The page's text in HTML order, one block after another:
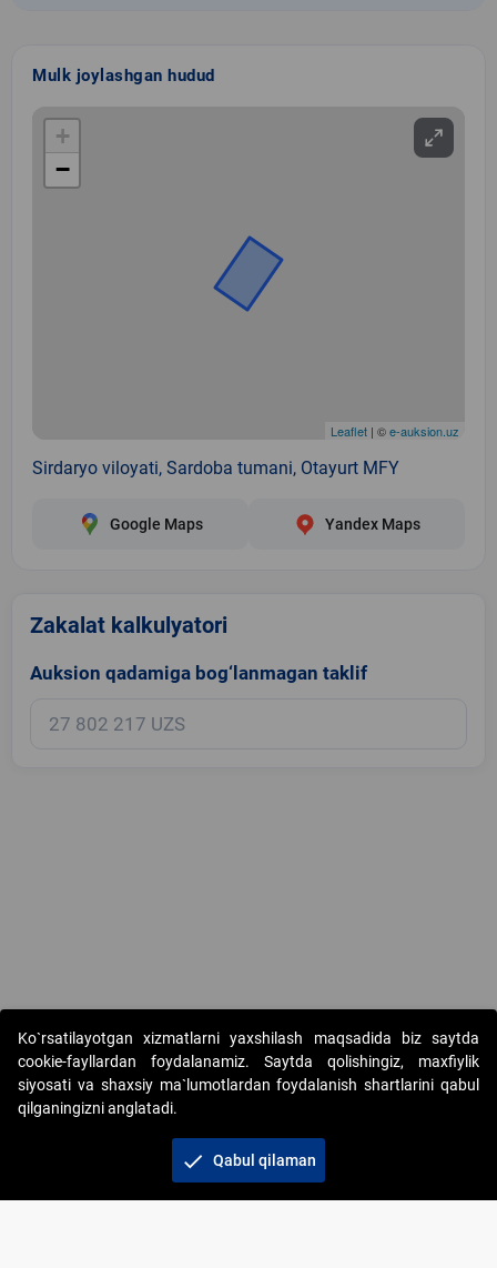
Mulk joylashgan hudud
+
−
Leaflet | ©e-auksion.uz
Sirdaryo viloyati, Sardoba tumani, Otayurt MFY
Google Maps Yandex Maps
Zakalat kalkulyatori
Auksion qadamiga bog‘lanmagan taklif
Copyright © 2017-2026. "Elektron onlayn-auksionlarni tashkil etish"
AJ. Barcha huquqlar himoyalangan
+998 71 202-21-11
Ko`rsatilayotgan xizmatlarni yaxshilash maqsadida biz saytda
cookie-fayllardan foydalanamiz. Saytda qolishingiz, maxfiylik
siyosati va shaxsiy ma`lumotlardan foydalanish shartlarini qabul
qilganingizni anglatadi.
check Qabul qilaman